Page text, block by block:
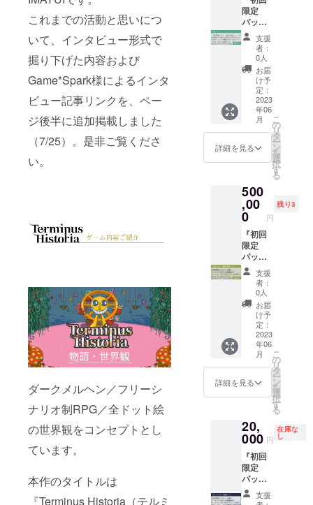
これまでの活動と思いにつ
いて、インタビュー形式で
掘り下げた内容および
Game*Spark様によるインタ
ビュー記事リンクを、ペー
ジ後半に追加掲載しました
（7/25）。是非ご覧くださ
い。
ダークメルヘン／フリーシ
ナリオ制RPG／全ドット絵
の世界観をコンセプトとし
ています。
本作のタイトルは
『Terminus Historia（テルミ
さい。※
著作権
や商標
等を侵
害する
名前・
著名人
等他者
を騙る
名前・
誹謗中
傷の
入った
正をお
願い致
しま
す。）
「限定
仕様ア
ペンド
ディス
ク（物
品）」
はクラ
ウド
ファン
ディン
グ限定
品とし
ます
が、幅
うDL版
の一般
行いま
す。
『初回
限定
法・剣
技等ア
バウト
でかま
いませ
ん。）
バトル
プラン
ナー：
○○とし
てお名
前をク
レジッ
ト致し
ジット
はアペ
ンド
ディス
ク版の
エン
ディン
グおよ
び設定
資料集
に掲載
致しま
す。）
（ご支
援の
際、備
考欄
に、掲
載する
載くだ
さい。※
著作権
や商標
等を侵
害する
名前・
きま
す。広
すぎ
る・ラ
ンダム
生成等
システ
ム上不
可の場
合も内
容をご
相談さ
せて頂
きま
路・隠
しアイ
テムあ
りやス
イッチ
で開閉
等ある
程度の
ギミッ
クは
可。）
マップ
プラン
ナー：
○○とし
てお名
前をク
レジッ
ト致し
ジット
はアペ
ンド
ディス
ク版の
エン
ディン
す。希
望のデ
ザイン
ラフや
ロゴ等
ござい
ました
ら、
メール
に添付
してく
ださ
い。
（ドッ
は、
96×96pi
xel以内
程度で
制作・
倍サイ
ズでの
表示と
なりま
す。著
作権等
を侵害
するデ
ザイ
ン・内
容等
は、内
容をご
相談さ
す。）
+スポン
サー枠
にも、
スポン
サー：
○○とし
ドファ
ンディ
ング終
了後に
こちら
から
メール
致しま
すの
で、そ
の際に
希望内
容を返
信頂く
備考欄
に終了
後希望
と記入
下さ
い）で
お願い
致しま
す。
（ハゲ
と力士
はNGと
なりま
す※ハゲ
と力士
をご希
望の方
は、ハ
ゲコー
スをお
願い致
しま
す。）
+スポン
サー枠
とな
できる
ように
した
ゲーム
ディス
クが封
入され
ます。
あなた
だけの
特別
バー
ジョン
になり
キャラ
の性別
は男性
のみ。
備考欄
にハゲ
かたの
希望内
容を記
載頂く
か、ク
ラウド
ファン
ディン
グ終了
後にこ
ちらか
らメー
ル致し
の際に
希望内
容を返
信頂く
形（そ
の場合
備考欄
限定
パッ
ケージ
版+特
典』
コース+
力士の
キャラ
グラ
フィッ
（ドッ
ト絵
キャ
作成の
上、
ゲーム
本編で
プレイ
できる
ように
した
ゲーム
ディス
クが封
入され
ます。
あなた
だけの
特別
バー
ジョン
になり
キャラ
の性別
は男性
／女性
／両性
からお
選びく
支援
者：
0人
お届
け予
定：
2023
年06
月
詳細を見る
こ
の
リ
タ
ー
ン
を
選
択
す
る
500
,00
0 円
残り3
『初回
限定
パッ
ケージ
版+特
典』
コース
の全内
容と、
クレ
ジット
にお名
前を記
載致し
ます。
して特
大表記
致しま
す（下
記参
照）。
是非、
支援
者：
0人
お届
け予
定：
2023
年06
月
詳細を見る
こ
の
リ
タ
ー
ン
を
選
択
す
る
20,
000 円
在庫な
し
『初回
限定
パッ
ケージ
版+特支援